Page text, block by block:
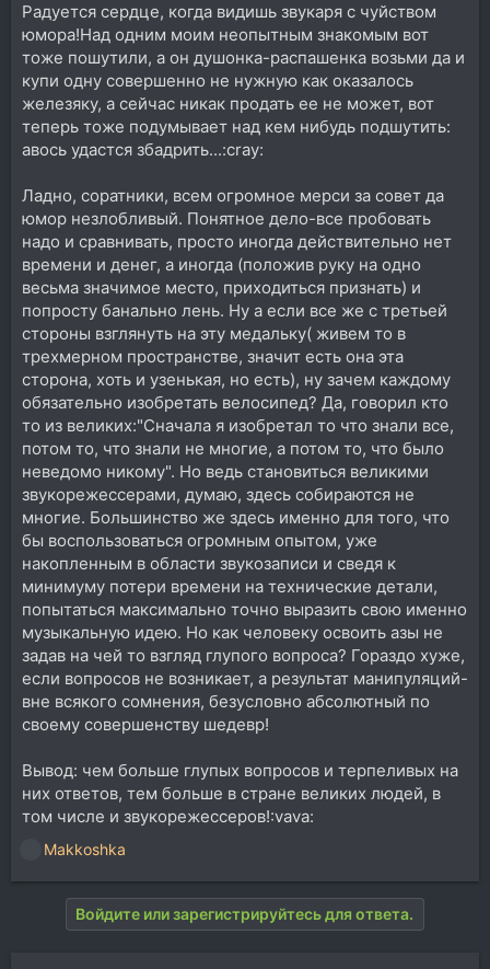
Радуется сердце, когда видишь звукаря с чуйством
юмора!Над одним моим неопытным знакомым вот
тоже пошутили, а он душонка-распашенка возьми да и
купи одну совершенно не нужную как оказалось
железяку, а сейчас никак продать ее не может, вот
теперь тоже подумывает над кем нибудь подшутить:
авось удастся збадрить...:cray:
Ладно, соратники, всем огромное мерси за совет да
юмор незлобливый. Понятное дело-все пробовать
надо и сравнивать, просто иногда действительно нет
времени и денег, а иногда (положив руку на одно
весьма значимое место, приходиться признать) и
попросту банально лень. Ну а если все же с третьей
стороны взглянуть на эту медальку( живем то в
трехмерном пространстве, значит есть она эта
сторона, хоть и узенькая, но есть), ну зачем каждому
обязательно изобретать велосипед? Да, говорил кто
то из великих:"Сначала я изобретал то что знали все,
потом то, что знали не многие, а потом то, что было
неведомо никому". Но ведь становиться великими
звукорежессерами, думаю, здесь собираются не
многие. Большинство же здесь именно для того, что
бы воспользоваться огромным опытом, уже
накопленным в области звукозаписи и сведя к
минимуму потери времени на технические детали,
попытаться максимально точно выразить свою именно
музыкальную идею. Но как человеку освоить азы не
задав на чей то взгляд глупого вопроса? Гораздо хуже,
если вопросов не возникает, а результат манипуляций-
вне всякого сомнения, безусловно абсолютный по
своему совершенству шедевр!
Вывод: чем больше глупых вопросов и терпеливых на
них ответов, тем больше в стране великих людей, в
том числе и звукорежессеров!:vava:
е
Makkoshka
Войдите или зарегистрируйтесь для ответа.